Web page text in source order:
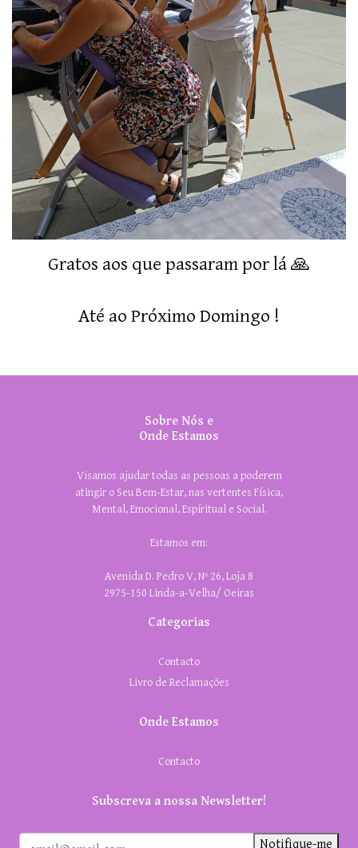
Gratos aos que passaram por lá 🙏
Até ao Próximo Domingo !
Sobre Nós e
Onde Estamos
Visamos ajudar todas as pessoas a poderem
atingir o Seu Bem-Estar, nas vertentes Física,
Mental, Emocional, Espíritual e Social.
Estamos em:
Avenida D. Pedro V, Nº 26, Loja 8
2975-150 Linda-a-Velha/ Oeiras
Categorias
Contacto
Livro de Reclamações
Onde Estamos
Contacto
Subscreva a nossa Newsletter!
Notifique-me